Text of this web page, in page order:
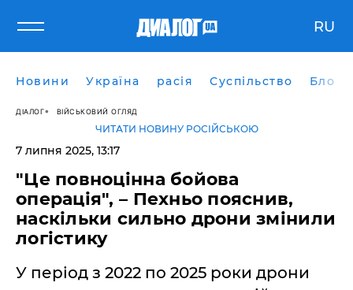
RU
Новини Україна расія Суспільство Блоги
ДІАЛОГ ВІЙСЬКОВИЙ ОГЛЯД
ЧИТАТИ НОВИНУ РОСІЙСЬКОЮ
7 липня 2025, 13:17
"Це повноцінна бойова
операція", – Пехньо пояснив,
наскільки сильно дрони змінили
логістику
У період з 2022 по 2025 роки дрони